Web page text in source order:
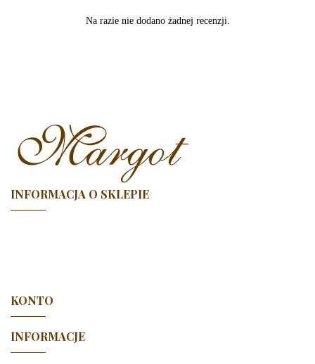
Na razie nie dodano żadnej recenzji.
INFORMACJA O SKLEPIE
KONTO
INFORMACJE